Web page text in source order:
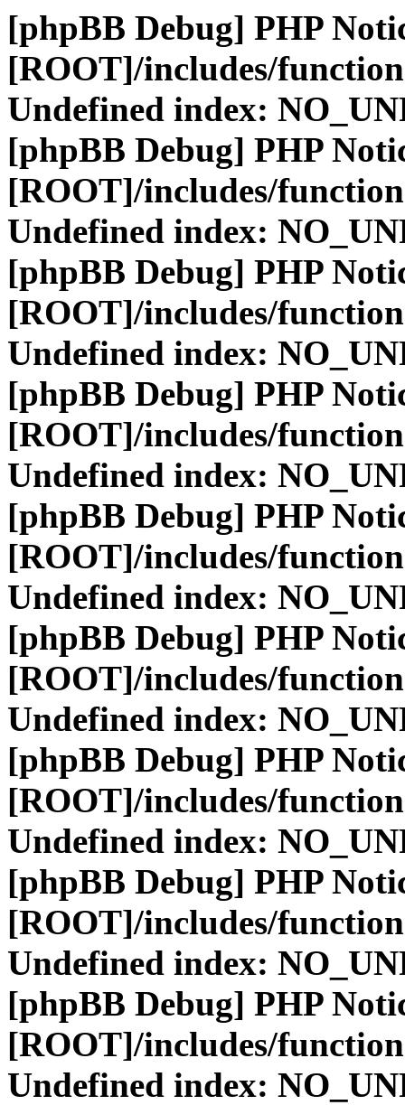
[phpBB Debug] PHP
[ROOT]/includes/
Undefined index:
[phpBB Debug] PHP
[ROOT]/includes/
Undefined index:
[phpBB Debug] PHP
[ROOT]/includes/
Undefined index:
[phpBB Debug] PHP
[ROOT]/includes/
Undefined index:
[phpBB Debug] PHP
[ROOT]/includes/
Undefined index:
[phpBB Debug] PHP
[ROOT]/includes/
Undefined index:
[phpBB Debug] PHP
[ROOT]/includes/
Undefined index:
[phpBB Debug] PHP
[ROOT]/includes/
Undefined index:
[phpBB Debug] PHP
[ROOT]/includes/
Undefined index: